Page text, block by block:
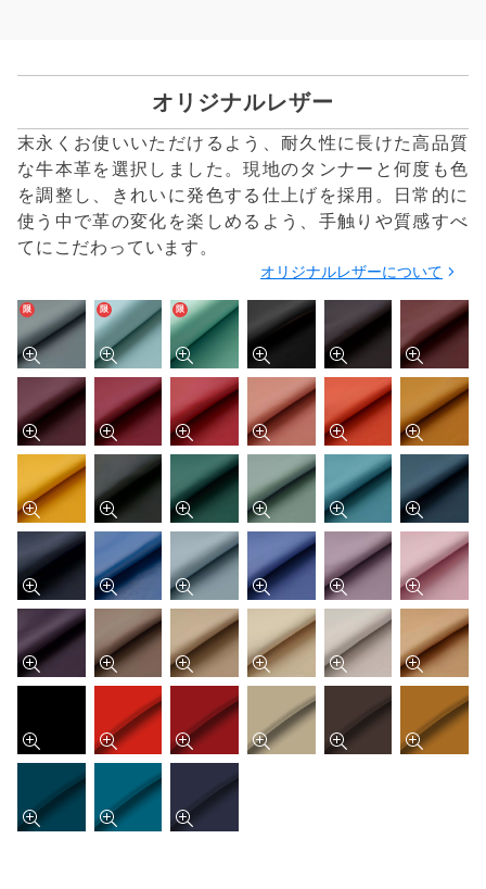
オリジナルレザー
末永くお使いいただけるよう、耐久性に長けた高品質
な牛本革を選択しました。現地のタンナーと何度も色
を調整し、きれいに発色する仕上げを採用。日常的に
使う中で革の変化を楽しめるよう、手触りや質感すべ
てにこだわっています。
オリジナルレザーについて
限 限 限